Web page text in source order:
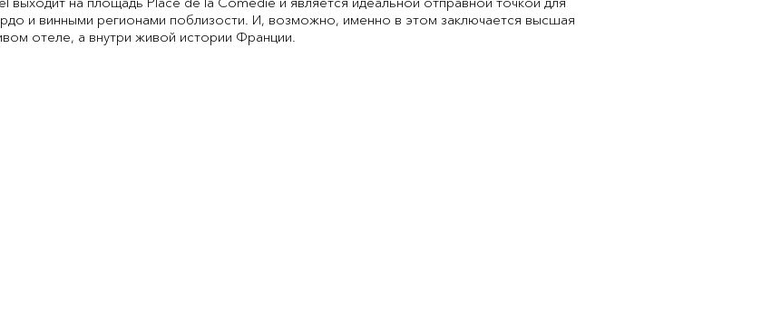
и винными регионами поблизости. И, возможно, именно в этом заключается высшая
отеле, а внутри живой истории Франции.